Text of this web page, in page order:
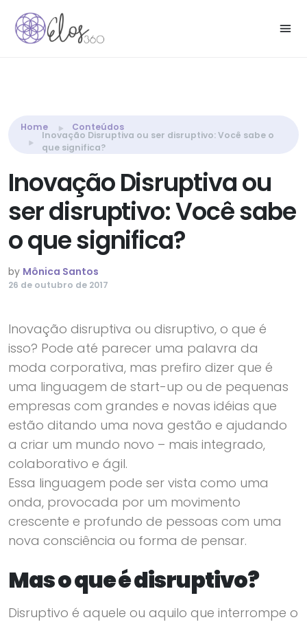
Home Conteúdos
Inovação Disruptiva ou ser disruptivo: Você sabe o
que significa?
Inovação Disruptiva ou
ser disruptivo: Você sabe
o que significa?
by Mônica Santos
26 de outubro de 2017
Inovação disruptiva ou disruptivo, o que é
isso? Pode até parecer uma palavra da
moda corporativa, mas prefiro dizer que é
uma linguagem de start-up ou de pequenas
empresas com grandes e novas idéias que
estão ditando uma nova gestão e ajudando
a criar um mundo novo – mais integrado,
colaborativo e ágil.
Essa linguagem pode ser vista como uma
onda, provocada por um movimento
crescente e profundo de pessoas com uma
nova consciência ou forma de pensar.
Mas o que é disruptivo?
Disruptivo é aquele ou aquilo que interrompe o